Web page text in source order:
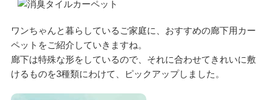
ワンちゃんと暮らしているご家庭に、おすすめの廊下用カー
ペットをご紹介していきますね。
廊下は特殊な形をしているので、それに合わせてきれいに敷
けるものを3種類にわけて、ピックアップしました。